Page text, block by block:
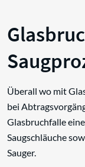
Überall wo mit
bei
Glasbruchfalle
Saugschläuche
Sauger.